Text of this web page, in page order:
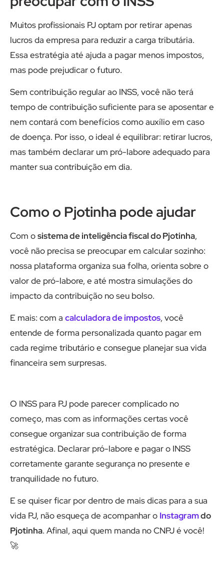
Muitos profissionais PJ optam por retirar apenas
lucros da empresa para reduzir a carga tributária.
Essa estratégia até ajuda a pagar menos impostos,
mas pode prejudicar o futuro.
Sem contribuição regular ao INSS, você não terá
tempo de contribuição suficiente para se aposentar e
nem contará com benefícios como auxílio em caso
de doença. Por isso, o ideal é equilibrar: retirar lucros,
mas também declarar um pró-labore adequado para
manter sua contribuição em dia.
Como o Pjotinha pode ajudar
Com osistema de inteligência fiscal do Pjotinha,
você não precisa se preocupar em calcular sozinho:
nossa plataforma organiza sua folha, orienta sobre o
valor de pró-labore, e até mostra simulações do
impacto da contribuição no seu bolso.
E mais: com a calculadora de impostos, você
entende de forma personalizada quanto pagar em
cada regime tributário e consegue planejar sua vida
financeira sem surpresas.
O INSS para PJ pode parecer complicado no
começo, mas com as informações certas você
consegue organizar sua contribuição de forma
estratégica. Declarar pró-labore e pagar o INSS
corretamente garante segurança no presente e
tranquilidade no futuro.
E se quiser ficar por dentro de mais dicas para a sua
vida PJ, não esqueça de acompanhar o Instagramdo
Pjotinha. Afinal, aqui quem manda no CNPJ é você!
🚀